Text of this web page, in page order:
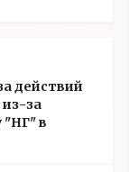
действий
за
"НГ" в